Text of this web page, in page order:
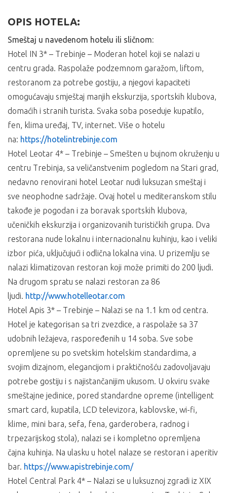
OPIS HOTELA:
Smeštaj u navedenom hotelu ili sličnom:
Hotel IN 3* – Trebinje – Moderan hotel koji se nalazi u
centru grada. Raspolaže podzemnom garažom, liftom,
restoranom za potrebe gostiju, a njegovi kapaciteti
omogućavaju smještaj manjih ekskurzija, sportskih klubova,
domaćih i stranih turista. Svaka soba poseduje kupatilo,
fen, klima uređaj, TV, internet. Više o hotelu
na: https://hotelintrebinje.com
Hotel Leotar 4* – Trebinje – Smešten u bujnom okruženju u
centru Trebinja, sa veličanstvenim pogledom na Stari grad,
nedavno renovirani hotel Leotar nudi luksuzan smeštaj i
sve neophodne sadržaje. Ovaj hotel u mediteranskom stilu
takođe je pogodan i za boravak sportskih klubova,
učeničkih ekskurzija i organizovanih turističkih grupa. Dva
restorana nude lokalnu i internacionalnu kuhinju, kao i veliki
izbor pića, uključujući i odlična lokalna vina. U prizemlju se
nalazi klimatizovan restoran koji može primiti do 200 ljudi.
Na drugom spratu se nalazi restoran za 86
ljudi. http://www.hotelleotar.com
Hotel Apis 3* – Trebinje – Nalazi se na 1.1 km od centra.
Hotel je kategorisan sa tri zvezdice, a raspolaže sa 37
udobnih ležajeva, raspoređenih u 14 soba. Sve sobe
opremljene su po svetskim hotelskim standardima, a
svojim dizajnom, elegancijom i praktičnošću zadovoljavaju
potrebe gostiju i s najistančanijim ukusom. U okviru svake
smeštajne jedinice, pored standardne opreme (intelligent
smart card, kupatila, LCD televizora, kablovske, wi-fi,
klime, mini bara, sefa, fena, garderobera, radnog i
trpezarijskog stola), nalazi se i kompletno opremljena
čajna kuhinja. Na ulasku u hotel nalaze se restoran i aperitiv
bar. https://www.apistrebinje.com/
Hotel Central Park 4* – Nalazi se u luksuznoj zgradi iz XIX